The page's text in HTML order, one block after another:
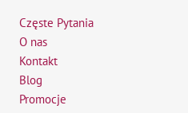
Częste Pytania
O nas
Kontakt
Blog
Promocje